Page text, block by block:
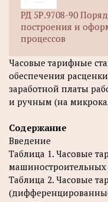
РД 5Р.9708-90
построения и
процессов
Часовые тарифные
обеспечения
заработной платы
и ручным (на
Содержание
Введение
Таблица 1. Часовые
Таблица 2. Часовые